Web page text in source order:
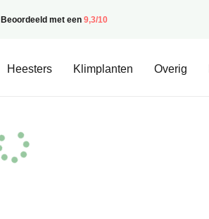
Beoordeeld met een 9,3/10
Heesters Klimplanten Overig